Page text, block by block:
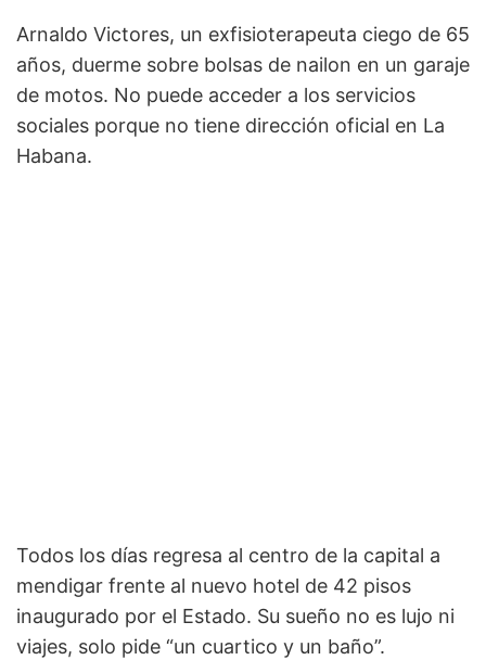
Arnaldo Victores, un exfisioterapeuta ciego de 65
años, duerme sobre bolsas de nailon en un garaje
de motos. No puede acceder a los servicios
sociales porque no tiene dirección oficial en La
Habana.
Todos los días regresa al centro de la capital a
mendigar frente al nuevo hotel de 42 pisos
inaugurado por el Estado. Su sueño no es lujo ni
viajes, solo pide “un cuartico y un baño”.